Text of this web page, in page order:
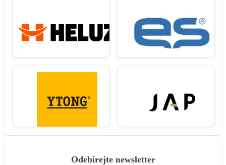
Odebírejte newsletter